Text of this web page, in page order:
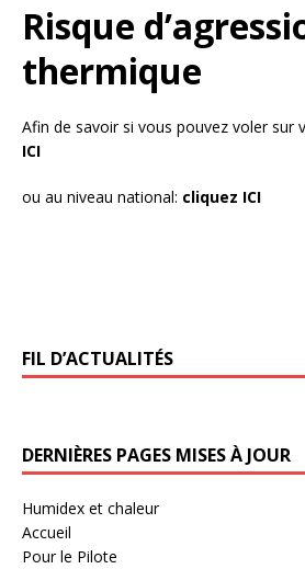
Risque
thermique
Afin de savoir si vous pouvez voler sur
ICI
ou au niveau national: cliquez ICI
FIL D’ACTUALITÉS
DERNIÈRES PAGES MISES À JOUR
Humidex et chaleur
Accueil
Pour le Pilote